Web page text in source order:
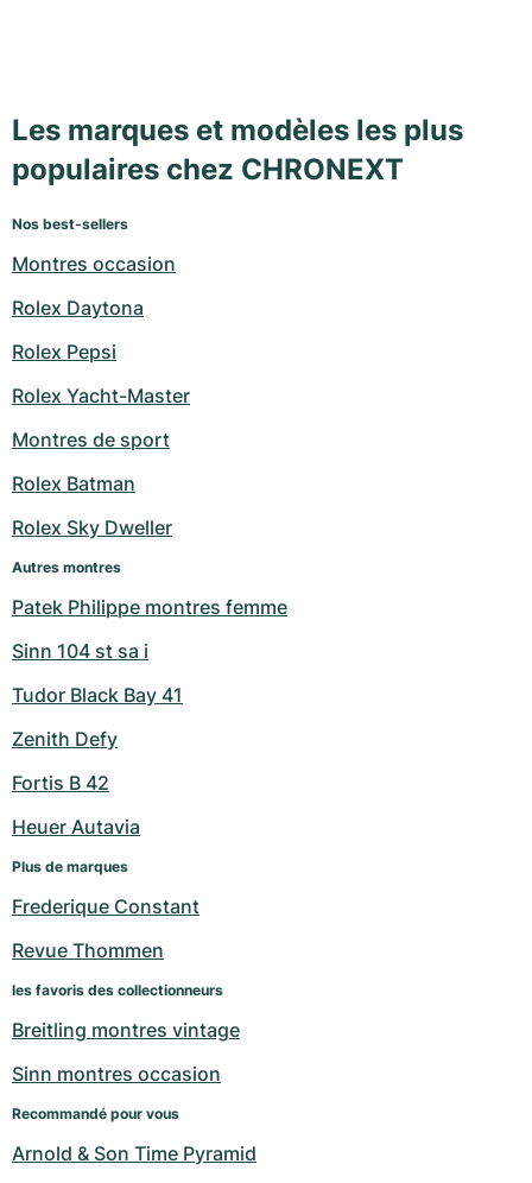
Les marques et modèles les plus
populaires chez CHRONEXT
Nos best-sellers
Montres occasion
Rolex Daytona
Rolex Pepsi
Rolex Yacht-Master
Montres de sport
Rolex Batman
Rolex Sky Dweller
Autres montres
Patek Philippe montres femme
Sinn 104 st sa i
Tudor Black Bay 41
Zenith Defy
Fortis B 42
Heuer Autavia
Plus de marques
Frederique Constant
Revue Thommen
les favoris des collectionneurs
Breitling montres vintage
Sinn montres occasion
Recommandé pour vous
Arnold & Son Time Pyramid